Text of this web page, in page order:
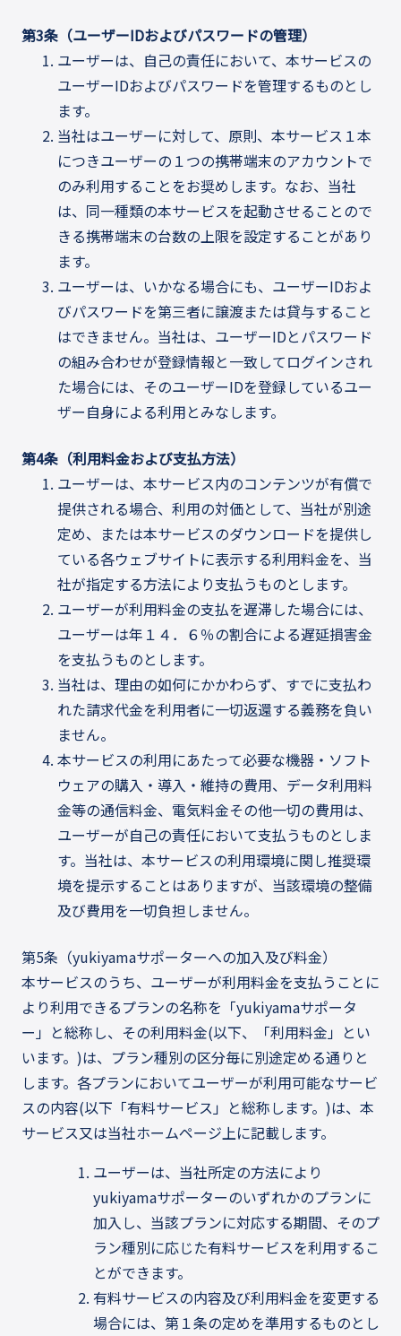
第3条（ユーザーIDおよびパスワードの管理）
ユーザーは、自己の責任において、本サービスの
ユーザーIDおよびパスワードを管理するものとし
ます。
当社はユーザーに対して、原則、本サービス１本
につきユーザーの１つの携帯端末のアカウントで
のみ利用することをお奨めします。なお、当社
は、同一種類の本サービスを起動させることので
きる携帯端末の台数の上限を設定することがあり
ます。
ユーザーは、いかなる場合にも、ユーザーIDおよ
びパスワードを第三者に譲渡または貸与すること
はできません。当社は、ユーザーIDとパスワード
の組み合わせが登録情報と一致してログインされ
た場合には、そのユーザーIDを登録しているユー
ザー自身による利用とみなします。
第4条（利用料金および支払方法）
ユーザーは、本サービス内のコンテンツが有償で
提供される場合、利用の対価として、当社が別途
定め、または本サービスのダウンロードを提供し
ている各ウェブサイトに表示する利用料金を、当
社が指定する方法により支払うものとします。
ユーザーが利用料金の支払を遅滞した場合には、
ユーザーは年１４．６％の割合による遅延損害金
を支払うものとします。
当社は、理由の如何にかかわらず、すでに支払わ
れた請求代金を利用者に一切返還する義務を負い
ません。
本サービスの利用にあたって必要な機器・ソフト
ウェアの購入・導入・維持の費用、データ利用料
金等の通信料金、電気料金その他一切の費用は、
ユーザーが自己の責任において支払うものとしま
す。当社は、本サービスの利用環境に関し推奨環
境を提示することはありますが、当該環境の整備
及び費用を一切負担しません。
第5条（yukiyamaサポーターへの加入及び料金）
本サービスのうち、ユーザーが利用料金を支払うことに
より利用できるプランの名称を「yukiyamaサポータ
ー」と総称し、その利用料金(以下、「利用料金」とい
います。)は、プラン種別の区分毎に別途定める通りと
します。各プランにおいてユーザーが利用可能なサービ
スの内容(以下「有料サービス」と総称します。)は、本
サービス又は当社ホームページ上に記載します。
ユーザーは、当社所定の方法により
yukiyamaサポーターのいずれかのプランに
加入し、当該プランに対応する期間、そのプ
ラン種別に応じた有料サービスを利用するこ
とができます。
有料サービスの内容及び利用料金を変更する
場合には、第１条の定めを準用するものとし